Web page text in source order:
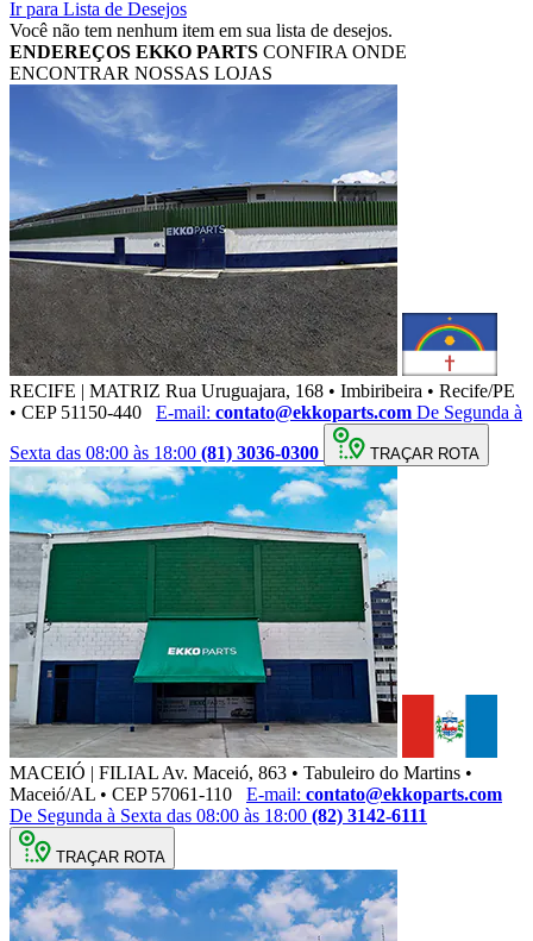
Ir para Lista de Desejos
Você não tem nenhum item em sua lista de desejos.
ENDEREÇOS EKKO PARTS CONFIRA ONDE
ENCONTRAR NOSSAS LOJAS
RECIFE | MATRIZ Rua Uruguajara, 168 • Imbiribeira • Recife/PE
• CEP 51150-440
E-mail: contato@ekkoparts.com De Segunda à
Sexta das 08:00 às 18:00 (81) 3036-0300 TRAÇAR ROTA
MACEIÓ | FILIAL Av. Maceió, 863 • Tabuleiro do Martins •
Maceió/AL • CEP 57061-110
E-mail: contato@ekkoparts.com
De Segunda à Sexta das 08:00 às 18:00 (82) 3142-6111
TRAÇAR ROTA